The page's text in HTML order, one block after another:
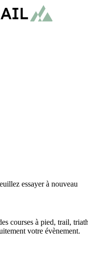
essayer à nouveau
courses à pied, trail,
votre évènement.